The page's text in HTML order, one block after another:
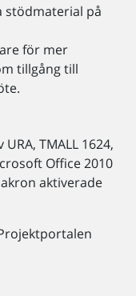
stödmaterial på
för mer
tillgång till
TMALL 1624,
Office 2010
aktiverade